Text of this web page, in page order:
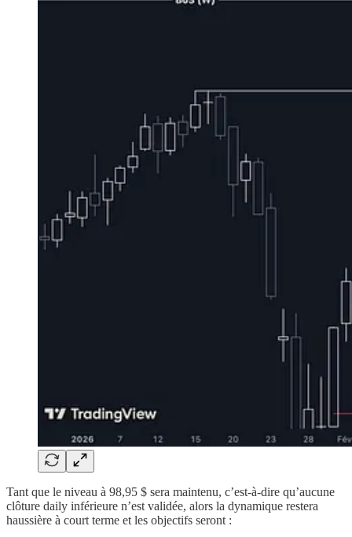
Tant que le niveau à 98,95 $ sera maintenu, c’est-à-dire qu’aucune
clôture daily inférieure n’est validée, alors la dynamique restera
haussière à court terme et les objectifs seront :